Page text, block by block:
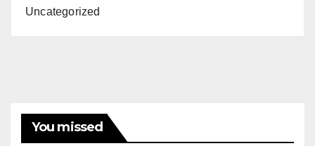
Uncategorized
You missed